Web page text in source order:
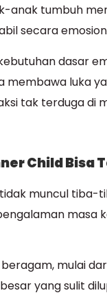
anak tumbuh
secara
dasar
membawa luka
tak terduga di
Child Bisa
muncul tiba-
masa
mulai
yang sulit